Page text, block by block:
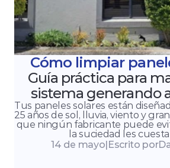
Cómo limpiar
Guía práctica para
sistema generando
Tus paneles solares están
25 años de sol, lluvia, viento y
que ningún fabricante puede
la suciedad les
14 de mayo|Escrito por